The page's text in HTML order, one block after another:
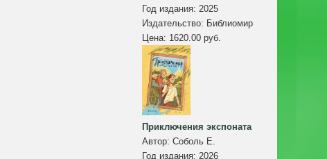
Год издания: 2025
Издательство: Библиомир
Цена: 1620.00 руб.
Приключения экспоната
Автор: Соболь Е.
Год издания: 2026